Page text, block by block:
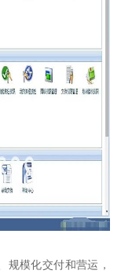
规模化交付和营运，